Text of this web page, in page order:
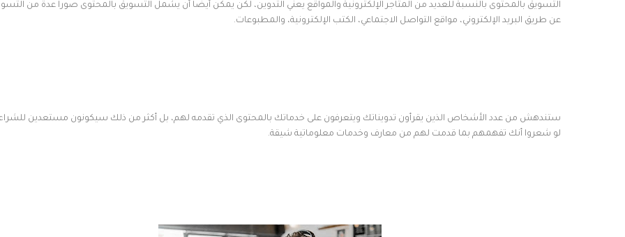
التسويق بالمحتوى بالنسبة للعديد من المتاجر الإلكترونية والمواقع يعني التدوين، لكن يمكن أيضًا أن يشمل التسويق بالمحتوى صورا عدة من
عن طريق البريد الإلكتروني، مواقع التواصل الاجتماعي، الكتب الإلكترونية، والمطبوعات.
ستندهش من عدد الأشخاص الذين يقرأون تدويناتك ويتعرفون على خدماتك بالمحتوى الذي تقدمه لهم، بل أكثر من ذلك سيكونون مستعدين
لو شعروا أنك تفهمهم بما قدمت لهم من معارف وخدمات معلوماتية شيقة.